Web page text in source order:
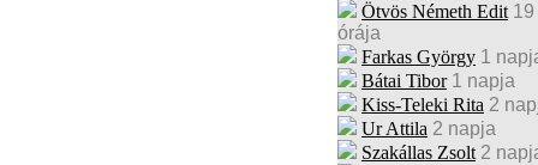
Ötvös Németh Edit 19
órája
Farkas György 1
Bátai Tibor 1 napja
Kiss-Teleki Rita 2
Ur Attila 2 napja
Szakállas Zsolt 2